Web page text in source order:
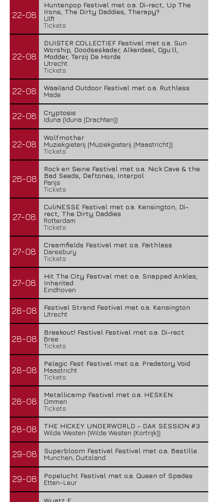
22-08
Huntenpop Festival met o.a. Di-rect, Up The
Irons, The Dirty Daddies, Therapy?
Ulft
Tickets
22-08
DUISTER COLLECTIEF Festival met o.a. Sun
Worship, Doodseskader, Alkerdeel, Ggu:ll,
Modder, Terzij De Horde
Utrecht
Tickets
22-08
Waailand Outdoor Festival met o.a. Ruthless
Made
22-08
Cryptosis
Iduna (Iduna (Drachten))
22-08
Wolfmother
Muziekgieterij (Muziekgieterij (Maastricht))
Tickets
26-08
Rock en Seine Festival met o.a. Nick Cave & the
Bad Seeds, Deftones, Interpol
Parijs
Tickets
27-08
CuliNESSE Festival met o.a. Kensington, Di-
rect, The Dirty Daddies
Rotterdam
Tickets
27-08
Creamfields Festival met o.a. Faithless
Daresbury
Tickets
27-08
Hit The City Festival met o.a. Snapped Ankles,
Inherited
Eindhoven
28-08
Festival Strand Festival met o.a. Kensington
Utrecht
28-08
Breekout! Festival Festival met o.a. Di-rect
Bree
Tickets
28-08
Pelagic Fest Festival met o.a. Predatory Void
Maastricht
Tickets
28-08
Metallicamp Festival met o.a. HESKEN
Ommen
Tickets
28-08
THE HICKEY UNDERWORLD - DAK SESSION #3
Wilde Westen (Wilde Westen (Kortrijk))
29-08
Superbloom Festival Festival met o.a. Bastille
Munchen, Duitsland
29-08
Popelucht Festival met o.a. Queen of Spades
Etten-Leur
Wyatt E.